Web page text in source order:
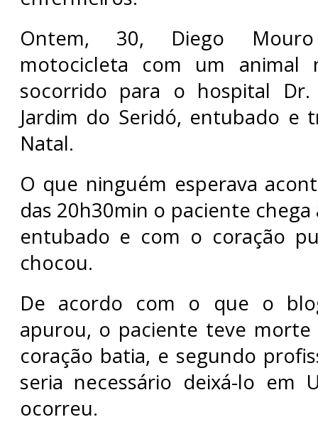
Ontem, 30, Diego
motocicleta com um animal
socorrido para o hospital
Jardim do Seridó, entubado e
Natal.
O que ninguém esperava
das 20h30min o paciente chega
entubado e com o coração
chocou.
De acordo com o que o
apurou, o paciente teve morte
coração batia, e segundo
seria necessário deixá-lo em
ocorreu.